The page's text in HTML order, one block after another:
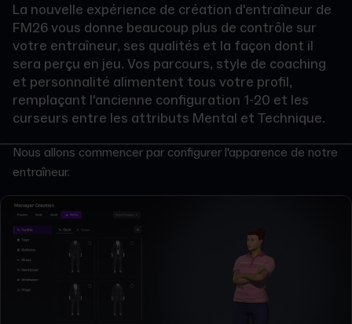
La nouvelle expérience de création d'entraîneur de
FM26 vous donne beaucoup plus de contrôle sur
votre entraîneur, ses qualités et la façon dont il
sera perçu en jeu. Vos parcours, style de coaching
et personnalité alimentent tous votre profil,
remplaçant l'ancienne configuration 1-20 et les
curseurs entre les attributs Mental et Technique.
Nous allons commencer par configurer l'apparence de notre
entraîneur.